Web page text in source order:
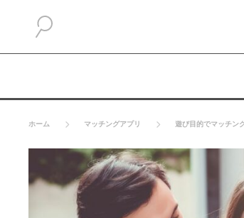
ホーム マッチングアプリ 遊び目的でマッチン